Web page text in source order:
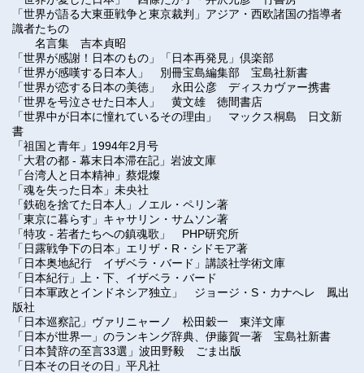
「世界が語る大東亜戦争と東京裁判 」 アジア・西欧諸国の指導者
識者たちの
名言集 吉本貞昭
「世界が感謝！日本のもの」「日本再発見」倶楽部
「世界が感嘆する日本人 」
別冊宝島編集部 宝島社新書
「世界が恋する日本の美徳 」
永田公彦 ディスカヴァー携書
「世界を号泣させた日本人」 黄文雄 徳間書店
「世界中が日本に憧れているその理由 」
マックス桐島 日文新
書
「祖国と青年 」 1994年2月号
「大君の都 - 幕末日本滞在記 」 岩波文庫
「台湾人と日本精神 」 蔡焜燦
「魂を失った日本 」 未央社
「鉄砲を捨てた日本人」ノエル・ペリン著
「東京に暮らす」キャサリン・サムソン著
「特攻 - 若者たちへの鎮魂歌 」
PHP研究所
「日露戦争下の日本」エリザ・R・シドモア著
「 日本奥地紀行 イザベラ・バード 」 講談社学術文庫
「日本紀行」上・下、イザベラ・バード
「 日本軍政とインドネシア独立 」
ジョージ・S・カナへレ 鳳出
版社
「日本巡察記」ヴァリニャーノ 松田穀一 東洋文庫
「日本が世界一」のランキング辞典、伊藤賀一著 宝島社新書
「 日本賛辞の至言33選 」 波田野毅 ごま出版
「 日本その日その日 」 平凡社